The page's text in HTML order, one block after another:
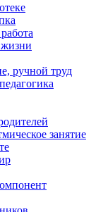
ручной труд
занятие